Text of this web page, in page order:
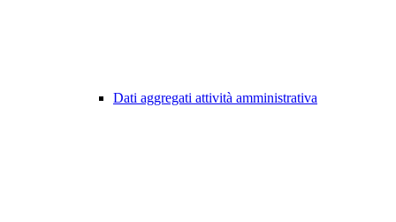
Dati aggregati attività amministrativa